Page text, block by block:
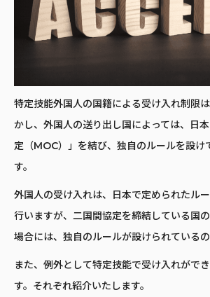
特定技能外国人の国籍による受け入れ制限
かし、外国人の送り出し国によっては、日
定（MOC）」を結び、独自のルールを設け
す。
外国人の受け入れは、日本で定められたル
行いますが、二国間協定を締結している国
場合には、独自のルールが設けられているの
また、例外として特定技能で受け入れがで
す。それぞれ紹介いたします。